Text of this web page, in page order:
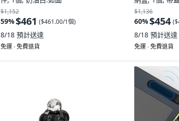
$1,152
59%$461 ($461.00/1個)
8/18 預計送達
免運 ∙ 免費退貨
如圖
$1,136
60%$454 (
8/18 預計送達
免運 ∙ 免費退貨